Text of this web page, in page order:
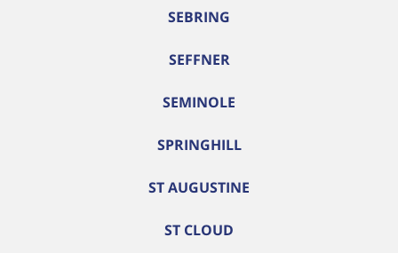
SEBRING
SEFFNER
SEMINOLE
SPRINGHILL
ST AUGUSTINE
ST CLOUD